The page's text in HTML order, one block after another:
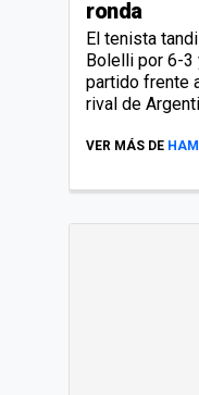
ronda
El tenista
Bolelli por 6-
partido frente
rival de
VER MÁS DE